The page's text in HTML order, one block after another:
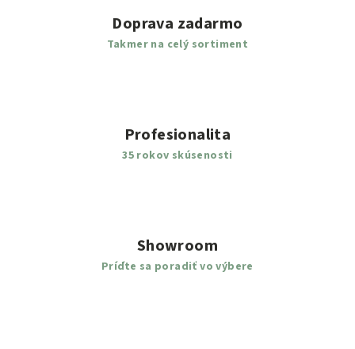
Doprava zadarmo
Takmer na celý sortiment
Profesionalita
35 rokov skúsenosti
Showroom
Príďte sa poradiť vo výbere